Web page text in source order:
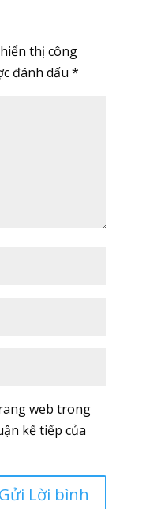
thị công
đánh dấu *
web trong
kế tiếp của